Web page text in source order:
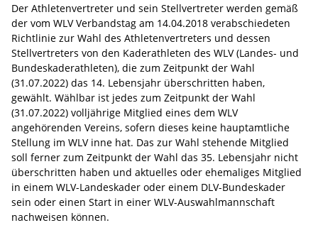
Der Athletenvertreter und sein Stellvertreter werden gemäß
der vom WLV Verbandstag am 14.04.2018 verabschiedeten
Richtlinie zur Wahl des Athletenvertreters und dessen
Stellvertreters von den Kaderathleten des WLV (Landes- und
Bundeskaderathleten), die zum Zeitpunkt der Wahl
(31.07.2022) das 14. Lebensjahr überschritten haben,
gewählt. Wählbar ist jedes zum Zeitpunkt der Wahl
(31.07.2022) volljährige Mitglied eines dem WLV
angehörenden Vereins, sofern dieses keine hauptamtliche
Stellung im WLV inne hat. Das zur Wahl stehende Mitglied
soll ferner zum Zeitpunkt der Wahl das 35. Lebensjahr nicht
überschritten haben und aktuelles oder ehemaliges Mitglied
in einem WLV-Landeskader oder einem DLV-Bundeskader
sein oder einen Start in einer WLV-Auswahlmannschaft
nachweisen können.